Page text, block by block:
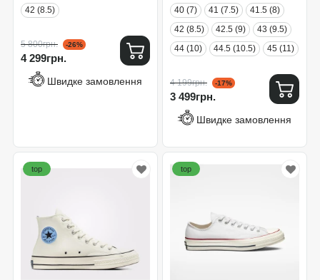
42 (8.5)
5 800грн. -26%
4 299грн.
Швидке замовлення
40 (7)
41 (7.5)
41.5 (8)
42 (8.5)
42.5 (9)
43 (9.5)
44 (10)
44.5 (10.5) 45 (11)
4 199грн. -17%
3 499грн.
Швидке замовлення
top top